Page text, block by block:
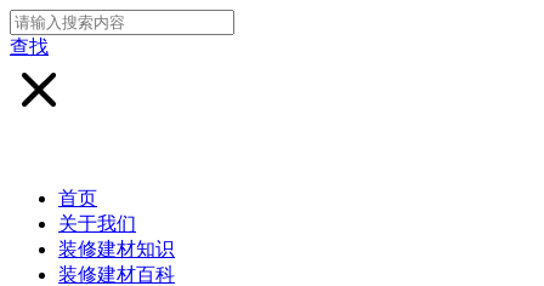
查找
首页
关于我们
装修建材知识
装修建材百科